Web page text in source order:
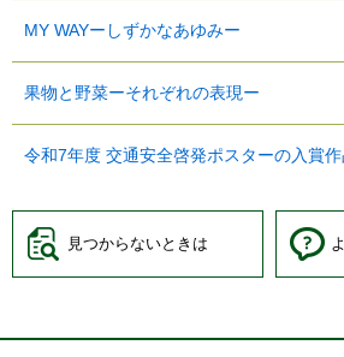
MY WAYーしずかなあゆみー
果物と野菜ーそれぞれの表現ー
令和7年度 交通安全啓発ポスターの入賞作
見つからないときは